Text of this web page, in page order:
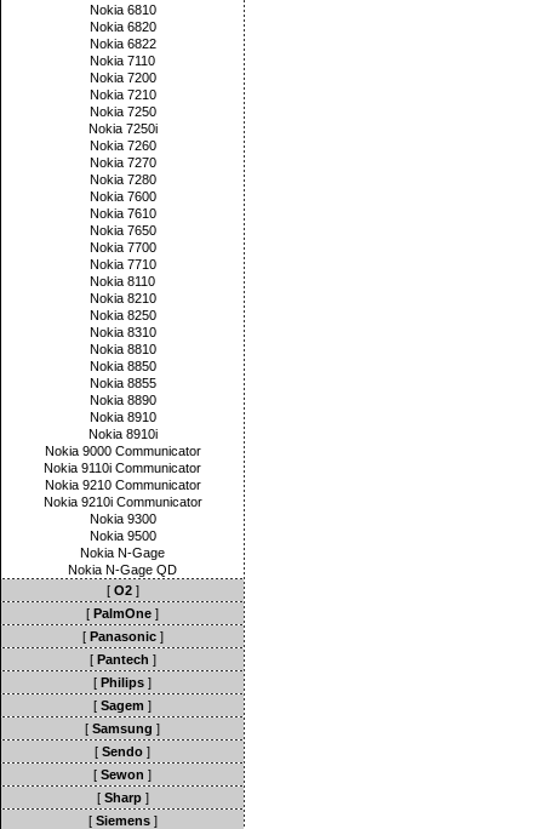
Nokia 6810
Nokia 6820
Nokia 6822
Nokia 7110
Nokia 7200
Nokia 7210
Nokia 7250
Nokia 7250i
Nokia 7260
Nokia 7270
Nokia 7280
Nokia 7600
Nokia 7610
Nokia 7650
Nokia 7700
Nokia 7710
Nokia 8110
Nokia 8210
Nokia 8250
Nokia 8310
Nokia 8810
Nokia 8850
Nokia 8855
Nokia 8890
Nokia 8910
Nokia 8910i
Nokia 9000 Communicator
Nokia 9110i Communicator
Nokia 9210 Communicator
Nokia 9210i Communicator
Nokia 9300
Nokia 9500
Nokia N-Gage
Nokia N-Gage QD
[ O2]
[ PalmOne ]
[ Panasonic]
[ Pantech ]
[ Philips ]
[ Sagem ]
[ Samsung ]
[ Sendo ]
[ Sewon ]
[ Sharp]
[ Siemens]